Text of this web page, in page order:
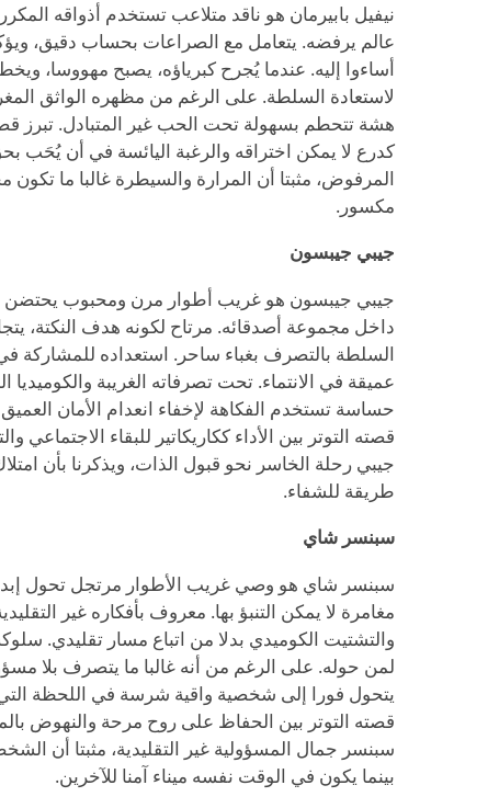
نيفيل بابيرمان هو ناقد متلاعب تستخدم أذواقه
عالم يرفضه. يتعامل مع الصراعات بحساب دقيق،
أساءوا إليه. عندما يُجرح كبرياؤه، يصبح مهووسا،
لاستعادة السلطة. على الرغم من مظهره الواثق
هشة تتحطم بسهولة تحت الحب غير المتبادل. تبرز
كدرع لا يمكن اختراقه والرغبة اليائسة في أن يُحَب
المرفوض، مثبتا أن المرارة والسيطرة غالبا ما
مكسور.
جيبي جيبسون
جيبي جيبسون هو غريب أطوار مرن ومحبوب يحتضن
داخل مجموعة أصدقائه. مرتاح لكونه هدف النكتة،
السلطة بالتصرف بغباء ساحر. استعداده
عميقة في الانتماء. تحت تصرفاته الغريبة
حساسة تستخدم الفكاهة لإخفاء انعدام الأمان العميق
قصته التوتر بين الأداء ككاريكاتير للبقاء
جيبي رحلة الخاسر نحو قبول الذات، ويذكرنا بأن
طريقة للشفاء.
سبنسر شاي
سبنسر شاي هو وصي غريب الأطوار مرتجل تحول
مغامرة لا يمكن التنبؤ بها. معروف بأفكاره غير
والتشتيت الكوميدي بدلا من اتباع مسار تقليدي.
لمن حوله. على الرغم من أنه غالبا ما يتصرف بلا
يتحول فورا إلى شخصية واقية شرسة في اللحظة التي
قصته التوتر بين الحفاظ على روح مرحة والنهوض
سبنسر جمال المسؤولية غير التقليدية، مثبتا أن
بينما يكون في الوقت نفسه ميناء آمنا للآخرين.